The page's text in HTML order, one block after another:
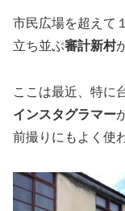
市民広場を超えて
立ち並ぶ審計新村
ここは最近、特に
インスタグラマー
前撮りにもよく使